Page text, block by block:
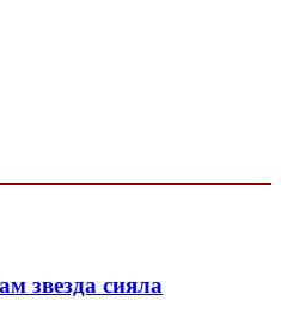
звезда сияла